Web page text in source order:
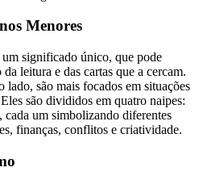
Menores
um significado único, que pode
leitura e das cartas que a cercam.
são mais focados em situações
são divididos em quatro naipes:
cada um simbolizando diferentes
finanças, conflitos e criatividade.